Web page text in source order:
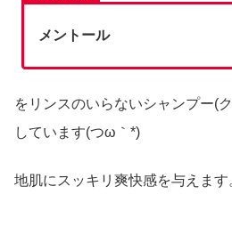
メントール
をリンスのいらないシャンプー(
しています(つω｀*)
地肌にスッキリ爽快感を与えます